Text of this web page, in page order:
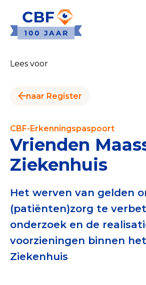
Goede Doelen
CBF-Erkenning aanvragen
Publiek
Veilig geven met het CBF-
Check het CBF-keurmerk
Download de Geef Gerust
Tips bij doneren: zo geef je
Data & Onderzoek
Lees voor
naar Register
CBF-Erkenningspaspoort
Vrienden
Ziekenhuis
Het werven van gelden
(patiënten)zorg te
onderzoek en de
voorzieningen binnen
Ziekenhuis